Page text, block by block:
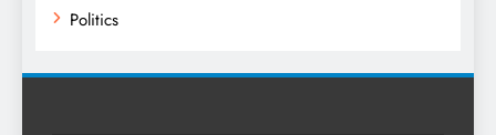
Politics